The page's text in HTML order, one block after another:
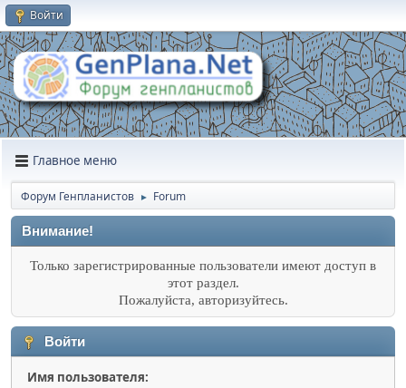
Войти
Главное меню
Форум Генпланистов ► Forum
Внимание!
Только зарегистрированные пользователи имеют доступ в
этот раздел.
Пожалуйста, авторизуйтесь.
Войти
Имя пользователя: